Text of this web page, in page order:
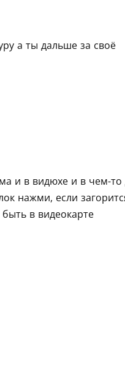
а ты дальше за своё
и в видюхе и в чем-
нажми, если
в видеокарте